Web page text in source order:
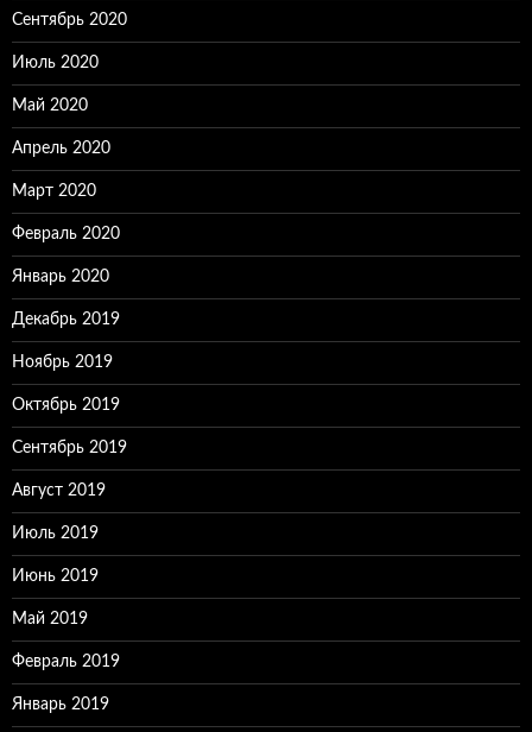
Сентябрь 2020
Июль 2020
Май 2020
Апрель 2020
Март 2020
Февраль 2020
Январь 2020
Декабрь 2019
Ноябрь 2019
Октябрь 2019
Сентябрь 2019
Август 2019
Июль 2019
Июнь 2019
Май 2019
Февраль 2019
Январь 2019